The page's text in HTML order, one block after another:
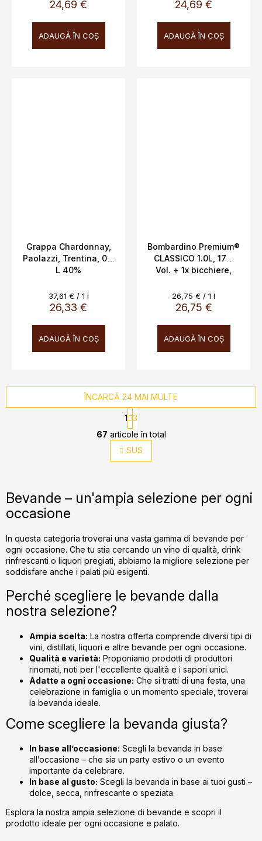
24,69 €
preţ:
ADAUGĂ ÎN COŞ
24,69 €
preţ:
ADAUGĂ ÎN COŞ
Grappa Chardonnay,
Paolazzi, Trentina, 0,7
L 40%
26,33 €
Evaluare
preţ:
37,61 € / 1 l
ADAUGĂ ÎN COŞ
Bombardino Premium®
CLASSICO 1.0L, 17%
Vol. + 1x bicchiere,
26,75 €
Evaluare
preţ:
26,75 € / 1 l
ADAUGĂ ÎN COŞ
C
o
n
o
l
l
i
s
ă
l
o
r
ÎNCARCĂ 24 MAI MULTE
P
a
g
i
n
1 3
67 articole în total
SUS
Bevande – un'ampia selezione per ogni
occasione
In questa categoria troverai una vasta gamma di bevande per
ogni occasione. Che tu stia cercando un vino di qualità, drink
rinfrescanti o liquori pregiati, abbiamo la migliore selezione per
soddisfare anche i palati più esigenti.
Perché scegliere le bevande dalla
nostra selezione?
Ampia scelta: La nostra offerta comprende diversi tipi di
vini, distillati, liquori e altre bevande per ogni occasione.
Qualità e varietà: Proponiamo prodotti di produttori
rinomati, noti per l'eccellente qualità e i sapori unici.
Adatte a ogni occasione: Che si tratti di una festa, una
celebrazione in famiglia o un momento speciale, troverai
la bevanda ideale.
Come scegliere la bevanda giusta?
In base all’occasione: Scegli la bevanda in base
all’occasione – che sia un party estivo o un evento
importante da celebrare.
In base al gusto: Scegli la bevanda in base ai tuoi gusti –
dolce, secca, rinfrescante o speziata.
Esplora la nostra ampia selezione di bevande e scopri il
prodotto ideale per ogni occasione e palato.